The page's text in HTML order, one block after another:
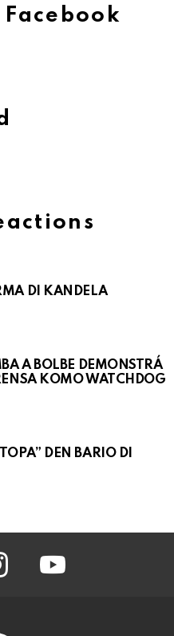
Facebook
DI KANDELA
A BOLBE DEMONSTRÁ
KOMO WATCHDOG
DEN BARIO DI
instagram youtube